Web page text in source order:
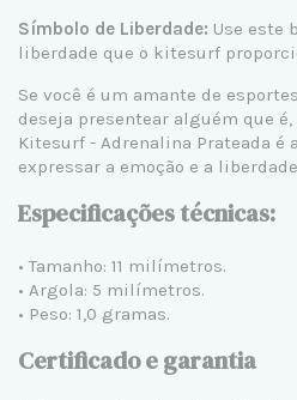
Símbolo de Liberdade: Use este
liberdade que o kitesurf
Se você é um amante de
deseja presentear alguém que é,
Kitesurf - Adrenalina Prateada é
expressar a emoção e a
Especificações técnicas:
• Tamanho: 11 milímetros.
• Argola: 5 milímetros.
• Peso: 1,0 gramas.
Certificado e garantia